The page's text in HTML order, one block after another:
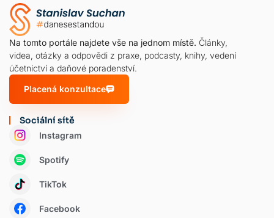
Na tomto portále najdete vše na jednom místě. Články,
videa, otázky a odpovědi z praxe, podcasty, knihy, vedení
účetnictví a daňové poradenství.
Placená konzultace
Sociální sítě
Instagram
Spotify
TikTok
Facebook